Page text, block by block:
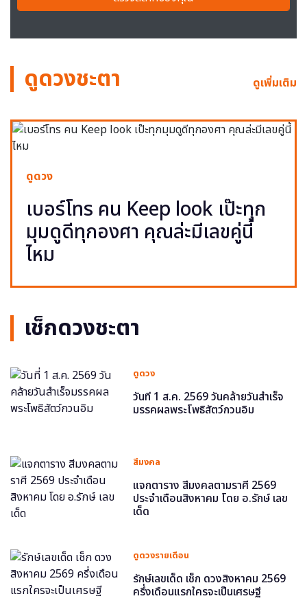
ดูดวงชะตา ดูเพิ่มเติม
ดูดวง
เบอร์โทร คน Keep look เป๊ะทุก
มุมดูดีทุกองศา คุณล่ะมีเลขคู่นี้
ไหม
เช็กดวงชะตา
ดูดวง
วันที่ 1 ส.ค. 2569 วันคล้ายวันสำเร็จ
มรรคผลพระโพธิสัตว์กวนอิม
สีมงคล
แจกตาราง สีมงคลตามราศี 2569
ประจำเดือนสิงหาคม โดย อ.รักษ์ เลข
เด็ด
ดูดวงรายเดือน
รักษ์เลขเด็ด เช็ก ดวงสิงหาคม 2569
ครึ่งเดือนแรกใครจะเป็นเศรษฐี